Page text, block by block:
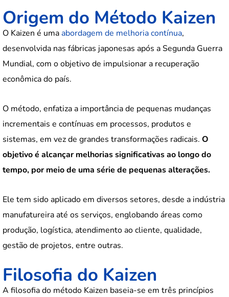
Origem do Método Kaizen
O Kaizen é umaabordagem de melhoria contínua,
desenvolvida nas fábricas japonesas após a Segunda Guerra
Mundial, com o objetivo de impulsionar a recuperação
econômica do país.
O método, enfatiza a importância de pequenas mudanças
incrementais e contínuas em processos, produtos e
sistemas, em vez de grandes transformações radicais. O
objetivo é alcançar melhorias significativas ao longo do
tempo, por meio de uma série de pequenas alterações.
Ele tem sido aplicado em diversos setores, desde a indústria
manufatureira até os serviços, englobando áreas como
produção, logística, atendimento ao cliente, qualidade,
gestão de projetos, entre outras.
Filosofia do Kaizen
A filosofia do método Kaizen baseia-se em três princípios